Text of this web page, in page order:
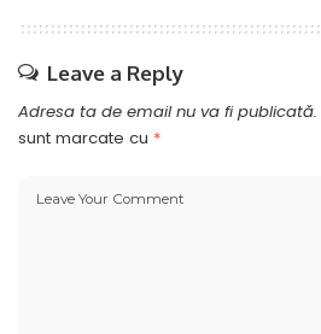
Leave a Reply
Adresa ta de email nu va fi publicată.
sunt marcate cu *